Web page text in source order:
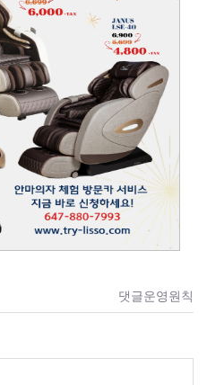
댓글운영원칙